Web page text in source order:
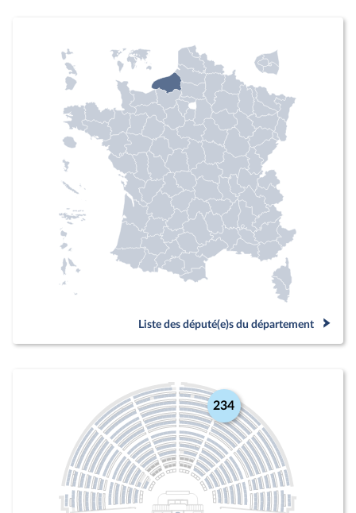
Liste des député(e)s du département
234